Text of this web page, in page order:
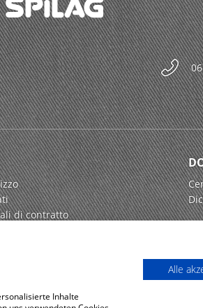
di contratto
Inhalte
Alle